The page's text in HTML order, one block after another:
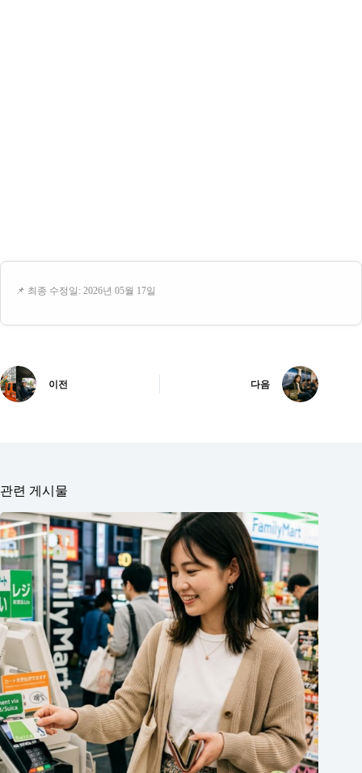
📌 최종 수정일: 2026년 05월 17일
이전 다음
관련 게시물